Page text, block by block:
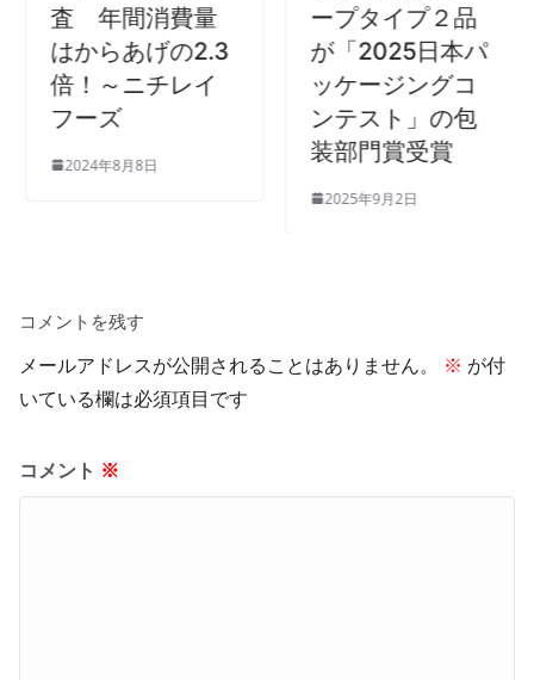
査 年間消費量
はからあげの2.3
倍！～ニチレイ
フーズ
2024年8月8日
ープタイプ２品
が「2025日本パ
ッケージングコ
ンテスト」の包
装部門賞受賞
2025年9月2日
コメントを残す
メールアドレスが公開されることはありません。 ※ が付
いている欄は必須項目です
コメント ※